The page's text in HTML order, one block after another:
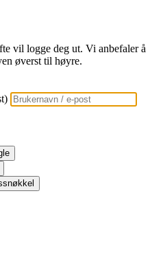
vil logge deg ut. Vi anbefaler å
øverst til høyre.